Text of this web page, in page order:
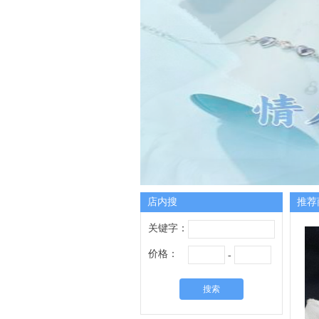
店内搜
关键字：
价格： -
搜索
推荐